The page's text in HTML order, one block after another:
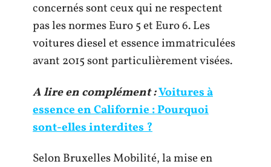
concernés sont ceux qui ne respectent
pas les normes Euro 5 et Euro 6. Les
voitures diesel et essence immatriculées
avant 2015 sont particulièrement visées.
A lire en complément :Voitures à
essence en Californie : Pourquoi
sont-elles interdites ?
Selon Bruxelles Mobilité, la mise en